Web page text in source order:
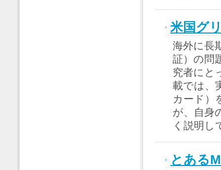
米国グ
海外に長
証）の問
究者にと
載では、
カード）
が、自身
く説明し
とある